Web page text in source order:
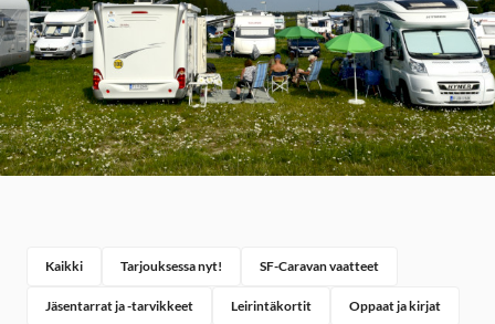
Kaikki Tarjouksessa nyt! SF-Caravan vaatteet
Jäsentarrat ja -tarvikkeet Leirintäkortit Oppaat ja kirjat